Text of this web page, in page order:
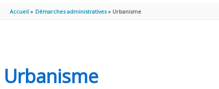
PRINCIPAL
Accueil Démarches administratives Urbanisme
Urbanisme